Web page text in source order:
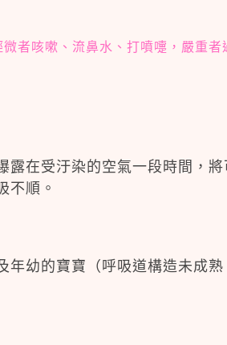
者咳嗽、流鼻水、打噴嚏，嚴重者
在受汙染的空氣一段時間，
不順。
幼的寶寶（呼吸道構造未成